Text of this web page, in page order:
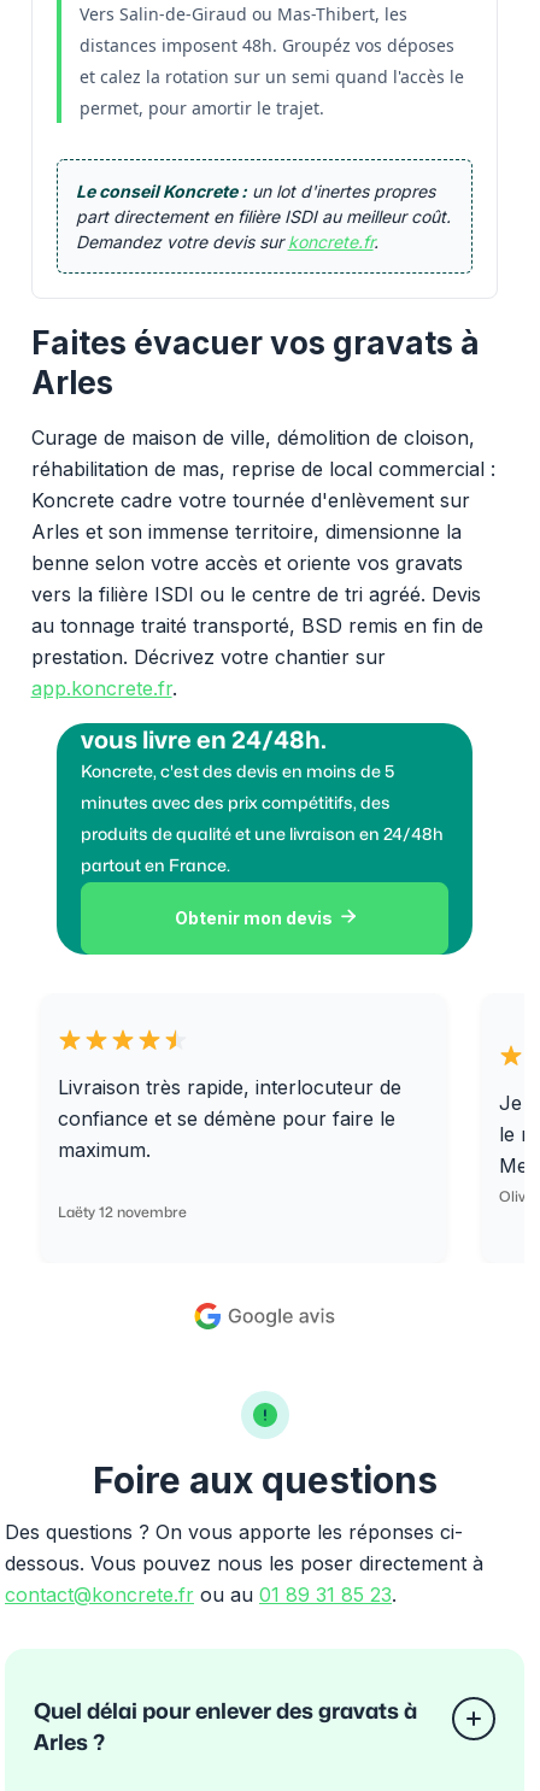
Vers Salin-de-Giraud ou Mas-Thibert, les
distances imposent 48h. Groupéz vos déposes
et calez la rotation sur un semi quand l'accès le
permet, pour amortir le trajet.
Le conseil Koncrete :un lot d'inertes propres
part directement en filière ISDI au meilleur coût.
Demandez votre devis surkoncrete.fr.
Faites évacuer vos gravats à
Arles
Curage de maison de ville, démolition de cloison,
réhabilitation de mas, reprise de local commercial :
Koncrete cadre votre tournée d'enlèvement sur
Arles et son immense territoire, dimensionne la
benne selon votre accès et oriente vos gravats
vers la filière ISDI ou le centre de tri agréé. Devis
au tonnage traité transporté, BSD remis en fin de
prestation. Décrivez votre chantier sur
app.koncrete.fr.
vous livre en 24/48h.
Koncrete, c'est des devis en moins de 5
minutes avec des prix compétitifs, des
produits de qualité et une livraison en 24/48h
partout en France.
Obtenir mon devis 
Livraison très rapide, interlocuteur de
confiance et se démène pour faire le
maximum.
Laëty 12 novembre
Je
le
Foire aux questions
Des questions ? On vous apporte les réponses ci-
dessous. Vous pouvez nous les poser directement à
contact@koncrete.fr ou au 01 89 31 85 23.
Quel délai pour enlever des gravats à
Arles ?